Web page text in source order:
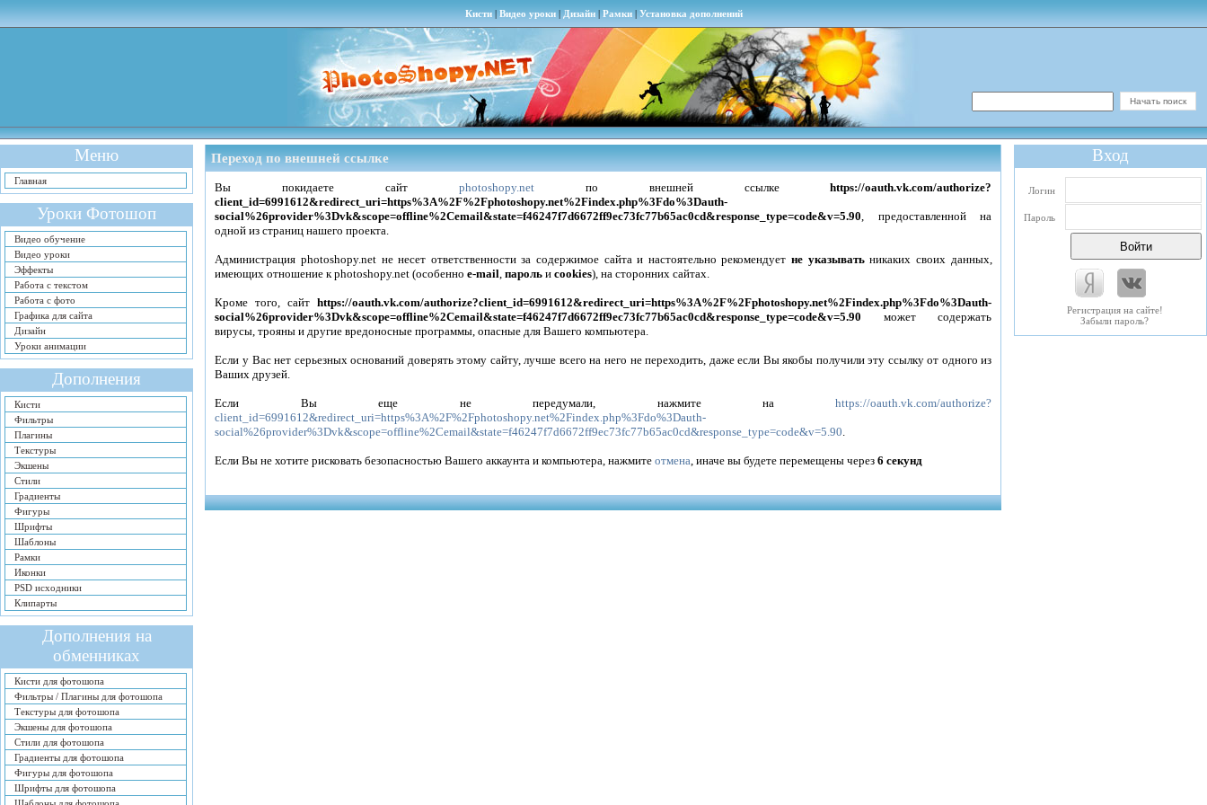
Кисти| Видео уроки| Дизайн| Рамки| Установка дополнений
Меню
Главная
Уроки Фотошоп
Видео обучение
Видео уроки
Эффекты
Работа с текстом
Работа с фото
Графика для сайта
Дизайн
Уроки анимации
Дополнения
Кисти
Фильтры
Плагины
Текстуры
Экшены
Стили
Градиенты
Фигуры
Шрифты
Шаблоны
Рамки
Иконки
PSD исходники
Клипарты
Дополнения на
обменниках
Кисти для фотошопа
Фильтры / Плагины для фотошопа
Текстуры для фотошопа
Экшены для фотошопа
Стили для фотошопа
Градиенты для фотошопа
Фигуры для фотошопа
Шрифты для фотошопа
Вход
Логин
Пароль
Регистрация на сайте!
Забыли пароль?
Переход по внешней ссылке
Вы покидаете сайтphotoshopy.net по внешней ссылкеhttps://oauth.vk.com/authorize?
client_id=6991612&redirect_uri=https%3A%2F%2Fphotoshopy.net%2Findex.php%3Fdo%3Dauth-
social%26provider%3Dvk&scope=offline%2Cemail&state=f46247f7d6672ff9ec73fc77b65ac0cd&response_type=code&v=5.90, предоставленной на
одной из страниц нашего проекта.
Администрация photoshopy.net не несет ответственности за содержимое сайтаи настоятельно рекомендуетне указыватьникаких своих данных,
имеющих отношение к photoshopy.net (особенноe-mail,пароль иcookies), на сторонних сайтах.
Кроме того, сайтhttps://oauth.vk.com/authorize?client_id=6991612&redirect_uri=https%3A%2F%2Fphotoshopy.net%2Findex.php%3Fdo%3Dauth-
social%26provider%3Dvk&scope=offline%2Cemail&state=f46247f7d6672ff9ec73fc77b65ac0cd&response_type=code&v=5.90 может содержать
вирусы, трояны и другие вредоносные программы, опасные для Вашего компьютера.
Если у Вас нет серьезных оснований доверять этому сайту, лучше всего на него не переходить, даже если Вы якобы получили эту ссылку от одного из
Ваших друзей.
Если Вы еще не передумали, нажмите наhttps://oauth.vk.com/authorize?
client_id=6991612&redirect_uri=https%3A%2F%2Fphotoshopy.net%2Findex.php%3Fdo%3Dauth-
social%26provider%3Dvk&scope=offline%2Cemail&state=f46247f7d6672ff9ec73fc77b65ac0cd&response_type=code&v=5.90.
Если Вы не хотите рисковать безопасностью Вашего аккаунта и компьютера, нажмитеотмена, иначе вы будете перемещены через6 секунд